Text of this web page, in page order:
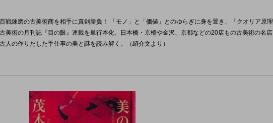
戦錬磨の古美術商を相手に真剣勝負！ 「モノ」と「価値」とのゆらぎに身を置き、「クオリア原理
美術の月刊誌『目の眼』連載を単行本化。日本橋・京橋や金沢、京都などの20店もの古美術の名店
人の作りだした手仕事の美と謎を読み解く。（紹介文より）